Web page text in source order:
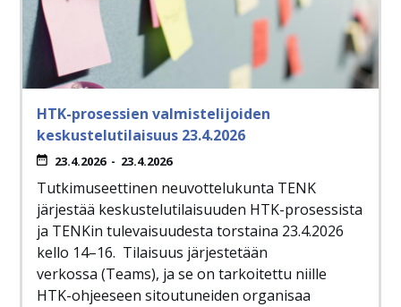
HTK-prosessien valmistelijoiden
keskustelutilaisuus 23.4.2026
23.4.2026- 23.4.2026
Tutkimuseettinen neuvottelukunta TENK
järjestää keskustelutilaisuuden HTK-prosessista
ja TENKin tulevaisuudesta torstaina 23.4.2026
kello 14–16. Tilaisuus järjestetään
verkossa (Teams), ja se on tarkoitettu niille
HTK-ohjeeseen sitoutuneiden organisaa